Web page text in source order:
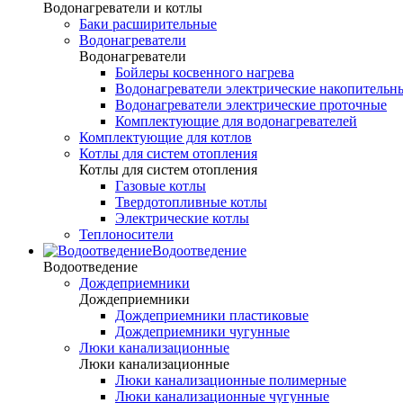
Водонагреватели и котлы
Баки расширительные
Водонагреватели
Водонагреватели
Бойлеры косвенного нагрева
Водонагреватели электрические
Водонагреватели электрические проточные
Комплектующие для водонагревателей
Комплектующие для котлов
Котлы для систем отопления
Котлы для систем отопления
Газовые котлы
Твердотопливные котлы
Электрические котлы
Теплоносители
Водоотведение
Водоотведение
Дождеприемники
Дождеприемники
Дождеприемники пластиковые
Дождеприемники чугунные
Люки канализационные
Люки канализационные
Люки канализационные полимерные
Люки канализационные чугунные